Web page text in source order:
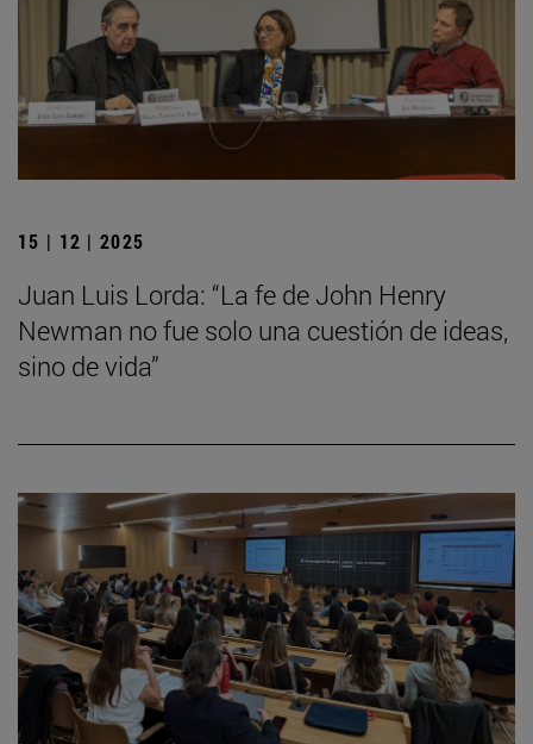
15 | 12 | 2025
Juan Luis Lorda: “La fe de John Henry
Newman no fue solo una cuestión de ideas,
sino de vida”